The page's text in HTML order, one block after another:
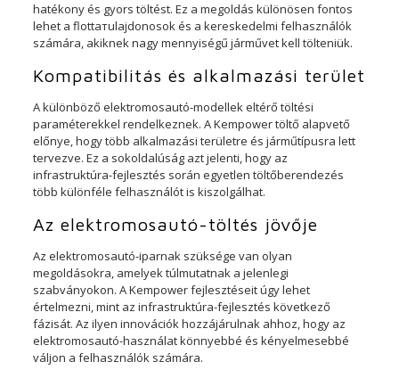
hatékony és gyors töltést. Ez a megoldás különösen fontos
lehet a flottатulajdonosok és a kereskedelmi felhasználók
számára, akiknek nagy mennyiségű járművet kell tölteniük.
Kompatibilitás és alkalmazási terület
A különböző elektromosautó-modellek eltérő töltési
paraméterekkel rendelkeznek. A Kempower töltő alapvető
előnye, hogy több alkalmazási területre és járműtípusra lett
tervezve. Ez a sokoldalúság azt jelenti, hogy az
infrastruktúra-fejlesztés során egyetlen töltőberendezés
több különféle felhasználót is kiszolgálhat.
Az elektromosautó-töltés jövője
Az elektromosautó-iparnak szüksége van olyan
megoldásokra, amelyek túlmutatnak a jelenlegi
szabványokon. A Kempower fejlesztéseit úgy lehet
értelmezni, mint az infrastruktúra-fejlesztés következő
fázisát. Az ilyen innovációk hozzájárulnak ahhoz, hogy az
elektromosautó-használat könnyebbé és kényelmesebbé
váljon a felhasználók számára.